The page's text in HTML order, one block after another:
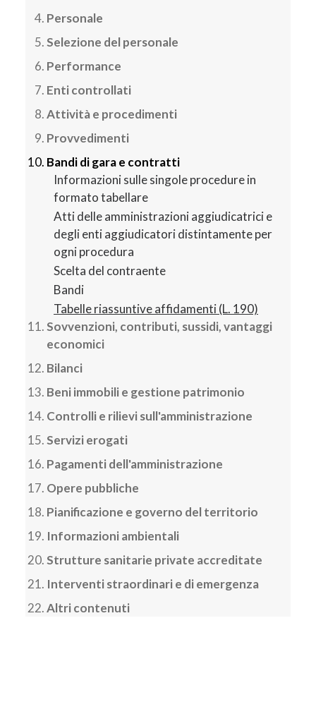
Personale
Selezione del personale
Performance
Enti controllati
Attività e procedimenti
Provvedimenti
Bandi di gara e contratti
Informazioni sulle singole procedure in
formato tabellare
Atti delle amministrazioni aggiudicatrici e
degli enti aggiudicatori distintamente per
ogni procedura
Scelta del contraente
Bandi
Tabelle riassuntive affidamenti (L. 190)
Sovvenzioni, contributi, sussidi, vantaggi
economici
Bilanci
Beni immobili e gestione patrimonio
Controlli e rilievi sull'amministrazione
Servizi erogati
Pagamenti dell'amministrazione
Opere pubbliche
Pianificazione e governo del territorio
Informazioni ambientali
Strutture sanitarie private accreditate
Interventi straordinari e di emergenza
Altri contenuti